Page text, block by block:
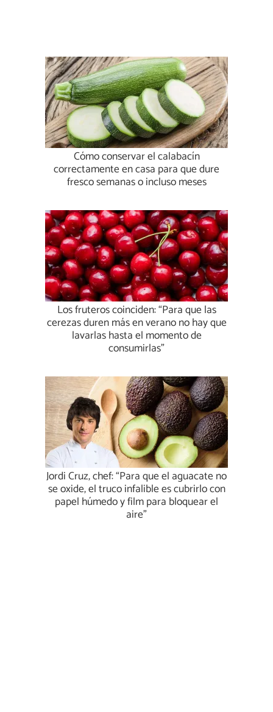
Cómo conservar el calabacín
correctamente en casa para que dure
fresco semanas o incluso meses
Los fruteros coinciden: “Para que las
cerezas duren más en verano no hay que
lavarlas hasta el momento de
consumirlas”
Jordi Cruz, chef: “Para que el aguacate no
se oxide, el truco infalible es cubrirlo con
papel húmedo y film para bloquear el
aire”